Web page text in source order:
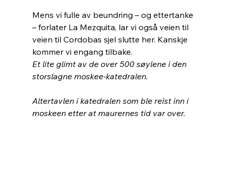
Mens vi fulle av beundring – og ettertanke
– forlater La Mezquita, lar vi også veien til
veien til Cordobas sjel slutte her. Kanskje
kommer vi engang tilbake.
Et lite glimt av de over 500 søylene i den
storslagne moskee-katedralen.
Altertavlen i katedralen som ble reist inn i
moskeen etter at maurernes tid var over.